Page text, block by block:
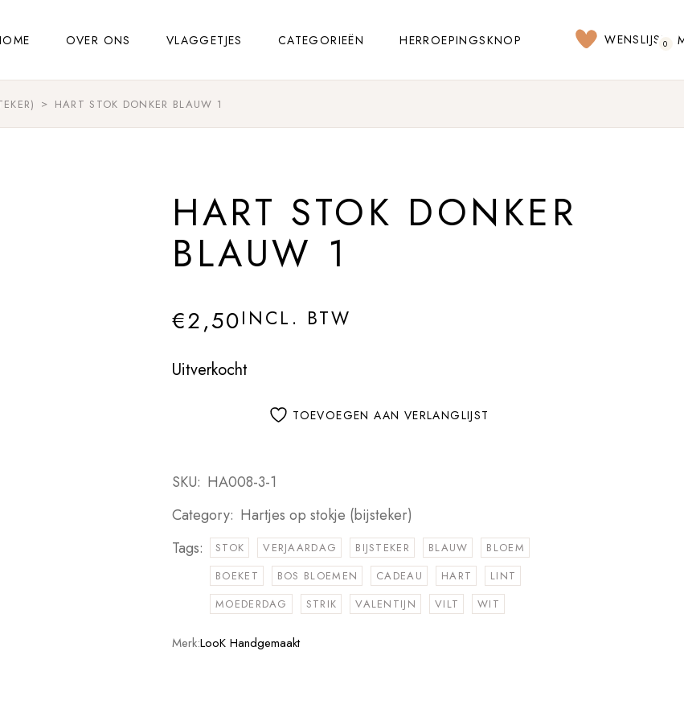
OVER ONS VLAGGETJES CATEGORIEËN HERROEPINGSKNOP WENSLIJST
0
HART STOK DONKER BLAUW 1
HART STOK DONKER
BLAUW 1
€2,50INCL. BTW
Uitverkocht
TOEVOEGEN AAN VERLANGLIJST
SKU: HA008-3-1
Category: Hartjes op stokje (bijsteker)
Tags:
STOK VERJAARDAG BIJSTEKER BLAUW
BLOEM
BOEKET
BOS BLOEMEN CADEAU HART
LINT
MOEDERDAG
STRIK VALENTIJN VILT WIT
Merk:LooK Handgemaakt